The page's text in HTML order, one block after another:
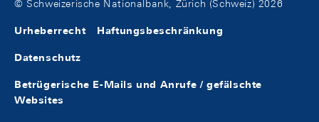
© Schweizerische Nationalbank, Zürich (Schweiz) 2026
Urheberrecht Haftungsbeschränkung
Datenschutz
Betrügerische E-Mails und Anrufe / gefälschte
Websites